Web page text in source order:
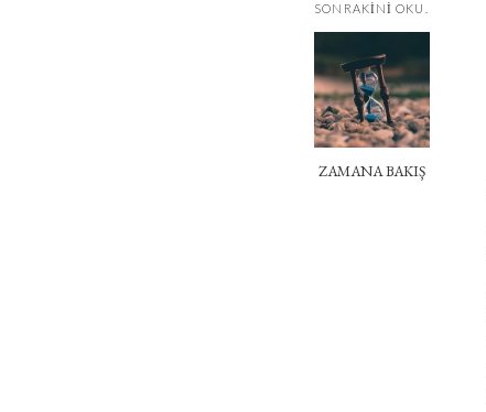
SONRAKINI OKU.
ZAMANA BAKIŞ